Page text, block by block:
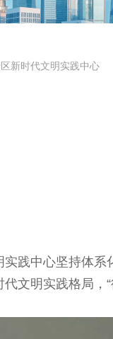
新时代文明实践中心
实践中心坚持体
文明实践格局，